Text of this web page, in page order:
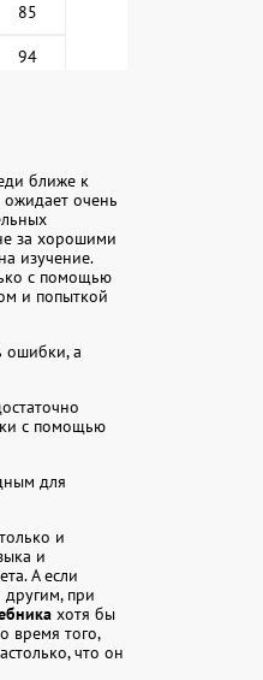
85
94
123
133
143
174
203
212
221
ближе к
ожидает очень
за хорошими
изучение.
с помощью
и попыткой
ошибки, а
с помощью
для
и
и
А если
при
хотя бы
время того,
что он